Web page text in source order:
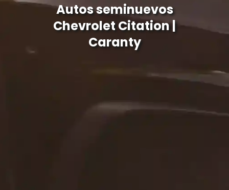
Autos seminuevos
Chevrolet Citation |
Caranty